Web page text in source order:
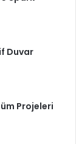
Duvar
Projeleri